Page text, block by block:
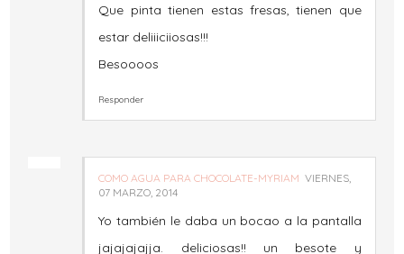
Que pinta tienen estas fresas, tienen que
estar deliiiciiosas!!!
Besoooos
Responder
COMO AGUA PARA CHOCOLATE-MYRIAM VIERNES,
07 MARZO, 2014
Yo también le daba un bocao a la pantalla
jajajajajja. deliciosas!! un besote y